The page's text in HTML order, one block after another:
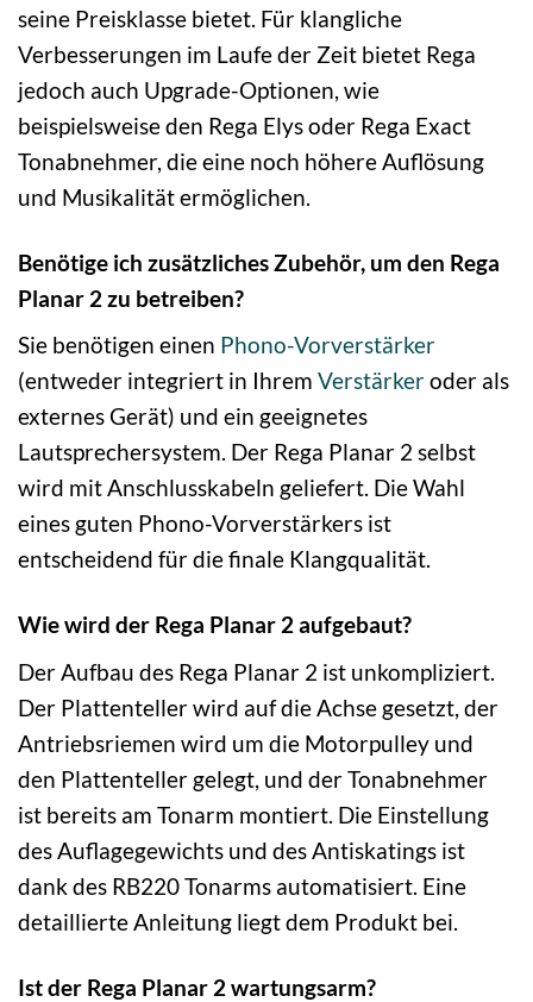
seine Preisklasse bietet. Für klangliche
Verbesserungen im Laufe der Zeit bietet Rega
jedoch auch Upgrade-Optionen, wie
beispielsweise den Rega Elys oder Rega Exact
Tonabnehmer, die eine noch höhere Auflösung
und Musikalität ermöglichen.
Benötige ich zusätzliches Zubehör, um den Rega
Planar 2 zu betreiben?
Sie benötigen einen Phono-Vorverstärker
(entweder integriert in Ihrem Verstärkeroder als
externes Gerät) und ein geeignetes
Lautsprechersystem. Der Rega Planar 2 selbst
wird mit Anschlusskabeln geliefert. Die Wahl
eines guten Phono-Vorverstärkers ist
entscheidend für die finale Klangqualität.
Wie wird der Rega Planar 2 aufgebaut?
Der Aufbau des Rega Planar 2 ist unkompliziert.
Der Plattenteller wird auf die Achse gesetzt, der
Antriebsriemen wird um die Motorpulley und
den Plattenteller gelegt, und der Tonabnehmer
ist bereits am Tonarm montiert. Die Einstellung
des Auflagegewichts und des Antiskatings ist
dank des RB220 Tonarms automatisiert. Eine
detaillierte Anleitung liegt dem Produkt bei.
Ist der Rega Planar 2 wartungsarm?